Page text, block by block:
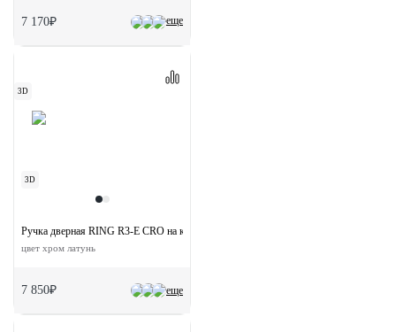
еще
7 170₽
3D
3D
еще
Ручка дверная RING R3-E CRO на круглой розетке
цвет хром латунь
7 850₽